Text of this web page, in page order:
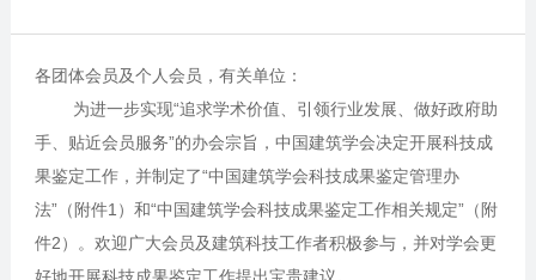
各团体会员及个人会员，有关单位：
为进一步实现“追求学术价值、引领行业发展、做好政府助
手、贴近会员服务”的办会宗旨，中国建筑学会决定开展科技成
果鉴定工作，并制定了“中国建筑学会科技成果鉴定管理办
法”（附件1）和“中国建筑学会科技成果鉴定工作相关规定”（附
件2）。欢迎广大会员及建筑科技工作者积极参与，并对学会更